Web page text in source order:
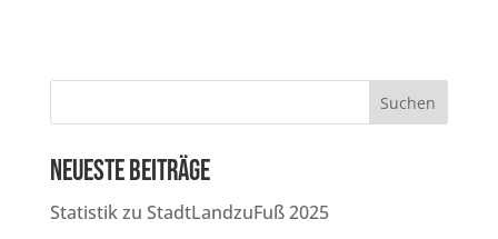
Suchen
Neueste Beiträge
Statistik zu StadtLandzuFuß 2025